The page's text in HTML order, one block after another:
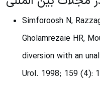
Simforoosh N,
Gholamrezaie HR,
diversion with an
Urol. 1998; 159 (4):